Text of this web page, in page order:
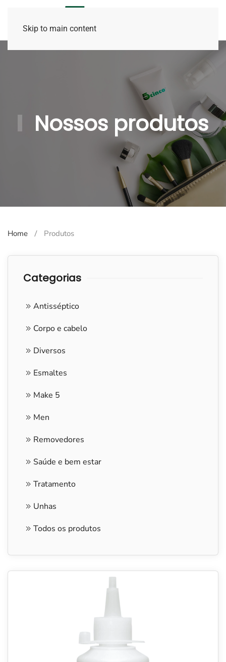
Skip to main content
Nossos produtos
Home Produtos
Categorias
Antisséptico
Corpo e cabelo
Diversos
Esmaltes
Make 5
Men
Removedores
Saúde e bem estar
Tratamento
Unhas
Todos os produtos